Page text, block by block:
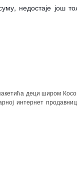
недостаје још
деци широм
интернет